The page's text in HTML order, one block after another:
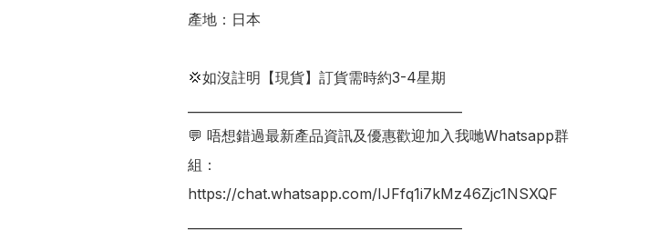
產地：日本
💢如沒註明【現貨】訂貨需時約3-4星期
💬 唔想錯過最新產品資訊及優惠歡迎加入我哋Whatsapp群
組：
https://chat.whatsapp.com/IJFfq1i7kMz46Zjc1NSXQF